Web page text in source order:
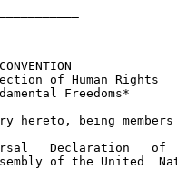
of Human Rights
Freedoms*
hereto, being
Declaration   of
of the United